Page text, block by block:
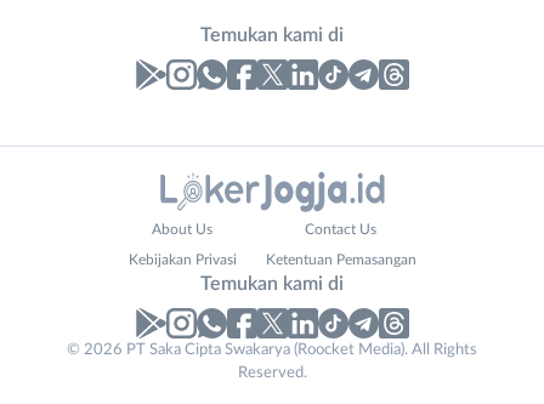
Temukan kami di
No. Telp /
About Us Contact Us
Kebijakan Privasi Ketentuan Pemasangan
Temukan kami di
© 2026 PT Saka Cipta Swakarya (Roocket Media). All Rights
Reserved.